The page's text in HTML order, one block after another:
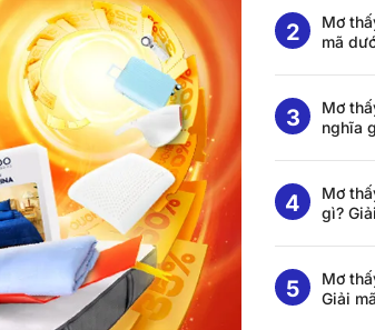
Mơ
mã
Mơ
nghĩa
ngủ
Mơ
gì?
Mơ
Giải